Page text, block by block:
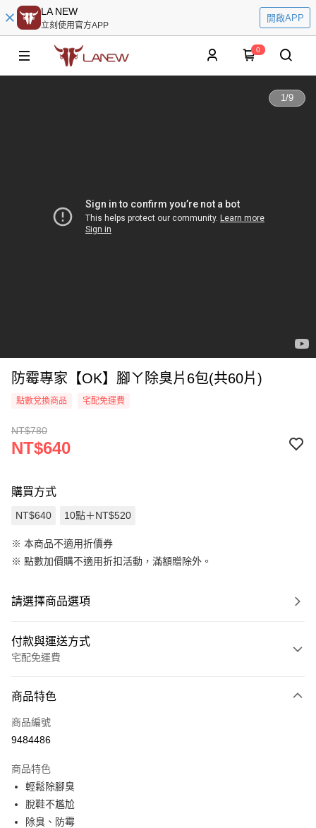
LA NEW
立刻使用官方APP
開啟APP
0
1/9
防霉專家【OK】腳ㄚ除臭片6包(共60片)
點數兌換商品 宅配免運費
NT$780
NT$640
購買方式
NT$640 10點＋NT$520
※ 本商品不適用折價券
※ 點數加價購不適用折扣活動，滿額贈除外。
請選擇商品選項
付款與運送方式
宅配免運費
信用卡一次付款
LINE Pay
悠遊付
Google Pay
商品特色
商品編號
9484486
商品特色
輕鬆除腳臭
脫鞋不尷尬
除臭、防霉